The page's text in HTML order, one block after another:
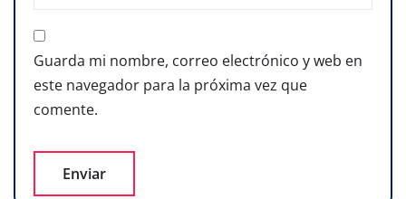
Guarda mi nombre, correo electrónico y web en
este navegador para la próxima vez que
comente.